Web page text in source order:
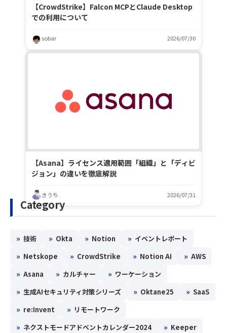
【CrowdStrike】Falcon MCPとClaude Desktop
での利用について
sobar 2026/07/30
【Asana】ライセンス適用範囲「組織」と「ディビ
ジョン」の違いを徹底解説
きうち 2026/07/31
Category
» 技術 » Okta » Notion » イベントレポート
» Netskope » CrowdStrike » Notion AI » AWS
» Asana » カルチャー » ワーケーション
» 生成AIセキュリティ対策シリーズ » Oktane25 » SaaS
» re:Invent » リモートワーク
» ネクストモードアドベントカレンダー2024 » Keeper